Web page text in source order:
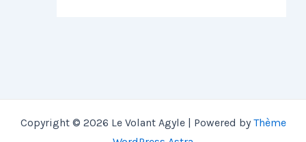
Copyright © 2026 Le Volant Agyle | Powered byThème